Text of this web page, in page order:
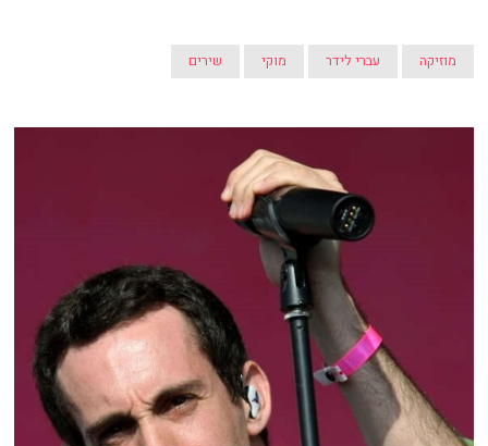
מוזיקה עברי לידר מוקי שירים